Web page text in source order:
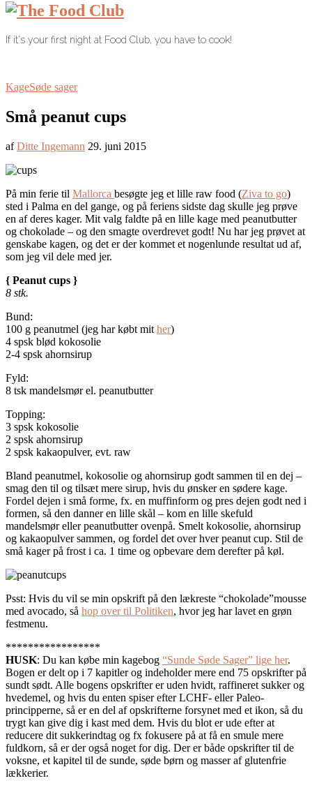
If it's your first night at Food Club, you have to cook!
KageSøde sager
Små peanut cups
afDitte Ingemann 29. juni 2015
På min ferie til Mallorca besøgte jeg et lille raw food (Ziva to go)
sted i Palma en del gange, og på feriens sidste dag skulle jeg prøve
en af deres kager. Mit valg faldte på en lille kage med peanutbutter
og chokolade – og den smagte overdrevet godt! Nu har jeg prøvet at
genskabe kagen, og det er der kommet et nogenlunde resultat ud af,
som jeg vil dele med jer.
{ Peanut cups }
8 stk.
Bund:
100 g peanutmel (jeg har købt mit her)
4 spsk blød kokosolie
2-4 spsk ahornsirup
Fyld:
8 tsk mandelsmør el. peanutbutter
Topping:
3 spsk kokosolie
2 spsk ahornsirup
2 spsk kakaopulver, evt. raw
Bland peanutmel, kokosolie og ahornsirup godt sammen til en dej –
smag den til og tilsæt mere sirup, hvis du ønsker en sødere kage.
Fordel dejen i små forme, fx. en muffinform og pres dejen godt ned i
formen, så den danner en lille skål – kom en lille skefuld
mandelsmør eller peanutbutter ovenpå. Smelt kokosolie, ahornsirup
og kakaopulver sammen, og fordel det over hver peanut cup. Stil de
små kager på frost i ca. 1 time og opbevare dem derefter på køl.
Psst: Hvis du vil se min opskrift på den lækreste “chokolade”mousse
med avocado, så hop over til Politiken, hvor jeg har lavet en grøn
festmenu.
*****************
HUSK: Du kan købe min kagebog “Sunde Søde Sager” lige her.
Bogen er delt op i 7 kapitler og indeholder mere end 75 opskrifter på
sundt sødt. Alle bogens opskrifter er uden hvidt, raffineret sukker og
hvedemel, og hvis du enten spiser efter LCHF- eller Paleo-
principperne, så er en del af opskrifterne forsynet med et ikon, så du
trygt kan give dig i kast med dem. Hvis du blot er ude efter at
reducere dit sukkerindtag og fx fokusere på at få en smule mere
fuldkorn, så er der også noget for dig. Der er både opskrifter til de
voksne, et kapitel til de sunde, søde børn og masser af glutenfrie
lækkerier.